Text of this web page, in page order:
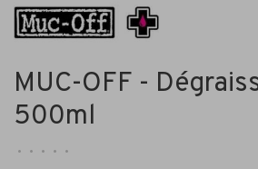
MUC-OFF -
500ml
• • • • •